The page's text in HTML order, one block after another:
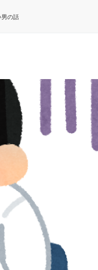
男の話